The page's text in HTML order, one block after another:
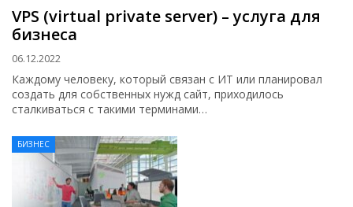
VPS (virtual private server) – услуга для
бизнеса
06.12.2022
Каждому человеку, который связан с ИТ или планировал
создать для собственных нужд сайт, приходилось
сталкиваться с такими терминами…
БИЗНЕС